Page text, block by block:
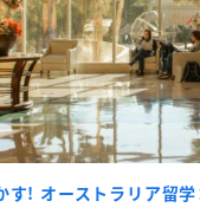
す! オーストラリア留